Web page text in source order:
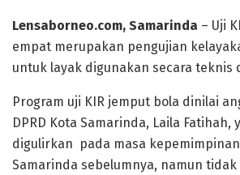
Lensaborneo.com, Samarinda – Uji
empat merupakan pengujian
untuk layak digunakan secara teknis
Program uji KIR jemput bola dinilai
DPRD Kota Samarinda, Laila Fatihah,
digulirkan pada masa kepemimpinan
Samarinda sebelumnya, namun